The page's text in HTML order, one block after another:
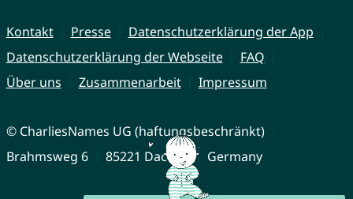
Kontakt Presse
Datenschutzerklärung der App
Datenschutzerklärung der Webseite
FAQ
Über uns
Zusammenarbeit Impressum
© CharliesNames UG (haftungsbeschränkt)
Brahmsweg 6
85221 Dachau Germany